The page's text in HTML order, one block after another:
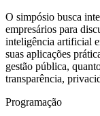
O simpósio busca
empresários para
inteligência artificial
suas aplicações
gestão pública,
transparência,
Programação